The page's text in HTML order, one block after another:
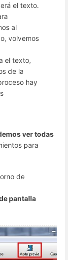
el texto.
al
volvemos
el texto,
de la
hay
ver todas
para
de
pantalla